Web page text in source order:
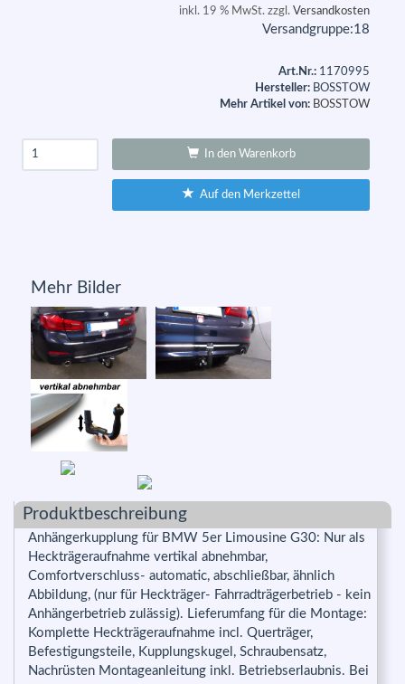
inkl. 19 % MwSt. zzgl. Versandkosten
Versandgruppe:18
Art.Nr.: 1170995
Hersteller: BOSSTOW
Mehr Artikel von: BOSSTOW
In den Warenkorb
Auf den Merkzettel
Mehr Bilder
Produktbeschreibung
Anhängerkupplung für BMW 5er Limousine G30: Nur als
Heckträgeraufnahme vertikal abnehmbar,
Comfortverschluss- automatic, abschließbar, ähnlich
Abbildung, (nur für Heckträger- Fahrradträgerbetrieb - kein
Anhängerbetrieb zulässig). Lieferumfang für die Montage:
Komplette Heckträgeraufnahme incl. Querträger,
Befestigungsteile, Kupplungskugel, Schraubensatz,
Nachrüsten Montageanleitung inkl. Betriebserlaubnis. Bei